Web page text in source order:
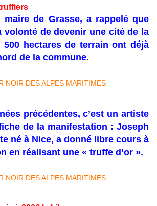
maire de Grasse, a rappelé que
volonté de devenir une cité de la
hectares de terrain ont déjà
de la commune.
précédentes, c’est un artiste
de la manifestation : Joseph
né à Nice, a donné libre cours à
en réalisant une « truffe d’or ».